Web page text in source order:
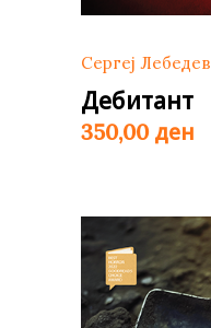
Сергеј Лебедев
Дебитант
350,00 ден